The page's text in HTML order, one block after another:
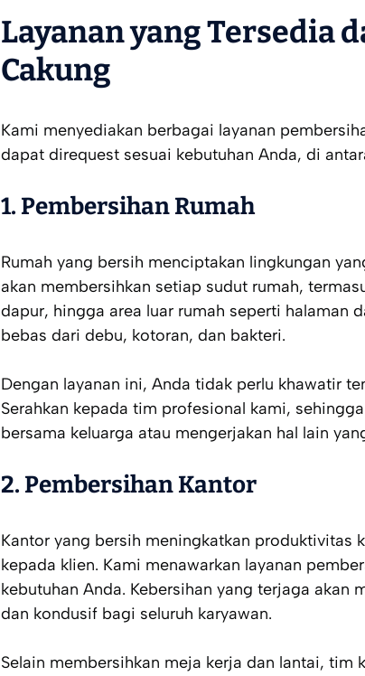
Layanan yang Tersedia
Cakung
Kami menyediakan berbagai layanan
dapat direquest sesuai kebutuhan Anda, di
1. Pembersihan Rumah
Rumah yang bersih menciptakan lingkungan
akan membersihkan setiap sudut rumah,
dapur, hingga area luar rumah seperti halaman
bebas dari debu, kotoran, dan bakteri.
Dengan layanan ini, Anda tidak perlu khawatir
Serahkan kepada tim profesional kami,
bersama keluarga atau mengerjakan hal lain
2. Pembersihan Kantor
Kantor yang bersih meningkatkan produktivitas
kepada klien. Kami menawarkan layanan
kebutuhan Anda. Kebersihan yang terjaga akan
dan kondusif bagi seluruh karyawan.
Selain membersihkan meja kerja dan lantai,